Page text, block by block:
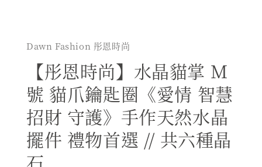
Dawn Fashion 彤恩時尚
【彤恩時尚】水晶貓掌 M
號 貓爪鑰匙圈《愛情 智慧
招財 守護》手作天然水晶
擺件 禮物首選 // 共六種晶
石